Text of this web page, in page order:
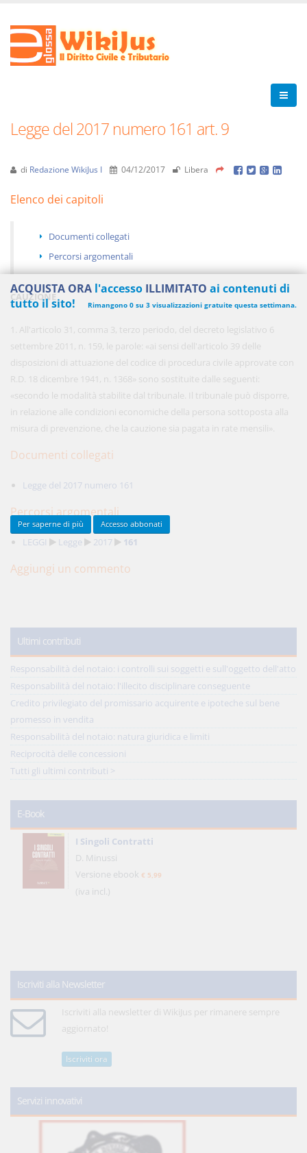
Legge del 2017 numero 161 art. 9
di Redazione WikiJus I 04/12/2017 Libera
Elenco dei capitoli
Documenti collegati
Percorsi argomentali
CAUZIONE
1. All'articolo 31, comma 3, terzo periodo, del decreto legislativo 6
settembre 2011, n. 159, le parole: «ai sensi dell'articolo 39 delle
disposizioni di attuazione del codice di procedura civile approvate con
R.D. 18 dicembre 1941, n. 1368» sono sostituite dalle seguenti:
«secondo le modalità stabilite dal tribunale. Il tribunale può disporre,
in relazione alle condizioni economiche della persona sottoposta alla
misura di prevenzione, che la cauzione sia pagata in rate mensili».
Documenti collegati
Legge del 2017 numero 161
Percorsi argomentali
LEGGI Legge 2017 161
Aggiungi un commento
Ultimi contributi
Responsabilità del notaio: i controlli sui soggetti e sull'oggetto dell'atto
Responsabilità del notaio: l'illecito disciplinare conseguente
Credito privilegiato del promissario acquirente e ipoteche sul bene
promesso in vendita
Responsabilità del notaio: natura giuridica e limiti
Reciprocità delle concessioni
Tutti gli ultimi contributi >
E-Book
I Singoli Contratti
D. Minussi
Versione ebook € 5,99
(iva incl.)
Iscriviti alla Newsletter
Iscriviti alla newsletter di WikiJus per rimanere sempre
aggiornato!
Iscriviti ora
Servizi innovativi
ACQUISTA ORA l'accesso ILLIMITATO ai contenuti di
tutto il sito!
Rimangono 0 su 3 visualizzazioni gratuite questa settimana.
450,00 € ANNUALI
anziché 570.00€,risparmi il 21%!
Acquista ora
Per saperne di più Accesso abbonati